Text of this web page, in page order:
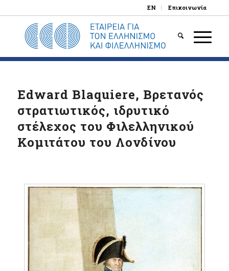
EN Επικοινωνία
Edward Blaquiere, Βρετανός
στρατιωτικός, ιδρυτικό
στέλεχος του Φιλελληνικού
Κομιτάτου του Λονδίνου